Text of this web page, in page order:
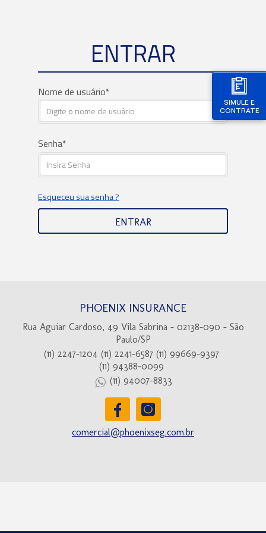
SIMULE E
CONTRATE
ENTRAR
Nome de usuário
Senha
Esqueceu sua senha ?
ENTRAR
PHOENIX INSURANCE
Rua Aguiar Cardoso, 49 Vila Sabrina - 02138-090 - São
Paulo/SP
(11) 2247-1204 (11) 2241-6587 (11) 99669-9397
(11) 94388-0099
(11) 94007-8833
comercial@phoenixseg.com.br